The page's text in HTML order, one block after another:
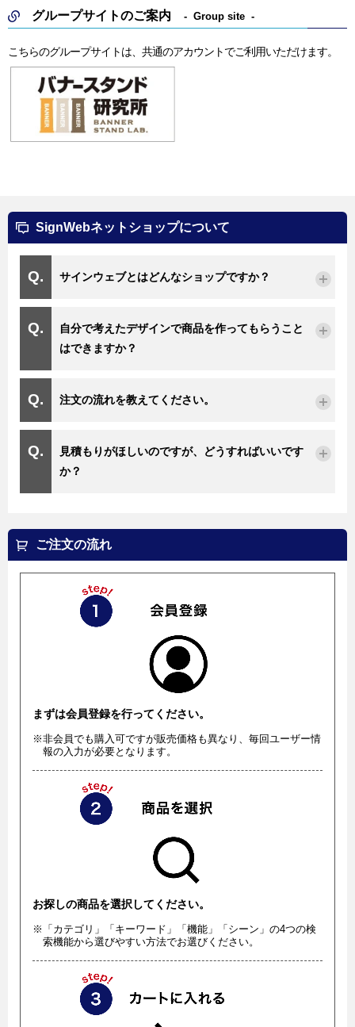
グループサイトのご案内 Group site
こちらのグループサイトは、共通のアカウントでご利用いただけます。
SignWebネットショップについて
サインウェブとはどんなショップですか？
自分で考えたデザインで商品を作ってもらうこと
はできますか？
注文の流れを教えてください。
見積もりがほしいのですが、どうすればいいです
か？
ご注文の流れ
まずは会員登録を行ってください。
※非会員でも購入可ですが販売価格も異なり、毎回ユーザー情
報の入力が必要となります。
お探しの商品を選択してください。
※「カテゴリ」「キーワード」「機能」「シーン」の4つの検
索機能から選びやすい方法でお選びください。